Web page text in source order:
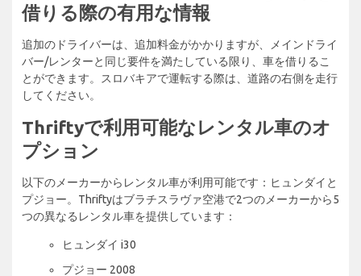
借りる際の有用な情報
追加のドライバーは、追加料金がかかりますが、メインドライ
バー/レンターと同じ要件を満たしている限り、車を借りるこ
とができます。スロバキアで運転する際は、道路の右側を走行
してください。
Thriftyで利用可能なレンタル車のオ
プション
以下のメーカーからレンタル車が利用可能です：ヒュンダイと
プジョー。Thriftyはブラチスラヴァ空港で2つのメーカーから5
つの異なるレンタル車を提供しています：
ヒュンダイ i30
プジョー 2008